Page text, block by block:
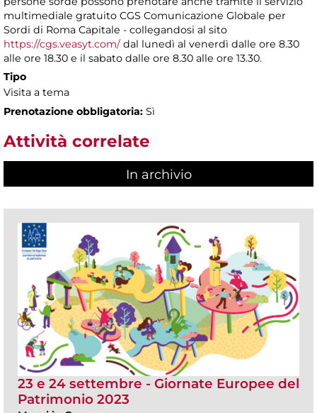
multimediale gratuito CGS Comunicazione Globale per
Sordi di Roma Capitale - collegandosi al sito
https://cgs.veasyt.com/dal lunedì al venerdì dalle ore 8.30
alle ore 18.30 e il sabato dalle ore 8.30 alle ore 13.30.
Tipo
Visita a tema
Prenotazione obbligatoria: Sì
Attività correlate
In archivio
23 e 24 settembre - Giornate Europee del
Patrimonio 2023